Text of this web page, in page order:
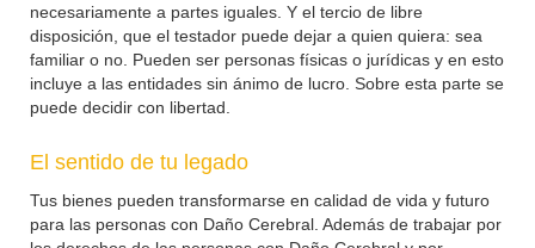
necesariamente a partes iguales. Y el tercio de libre
disposición, que el testador puede dejar a quien quiera: sea
familiar o no. Pueden ser personas físicas o jurídicas y en esto
incluye a las entidades sin ánimo de lucro. Sobre esta parte se
puede decidir con libertad.
El sentido de tu legado
Tus bienes pueden transformarse en calidad de vida y futuro
para las personas con Daño Cerebral. Además de trabajar por